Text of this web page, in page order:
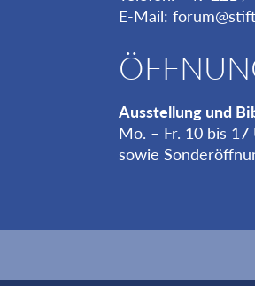
E-Mail:
Ausstellung und
Mo. – Fr. 10 bis 17
sowie